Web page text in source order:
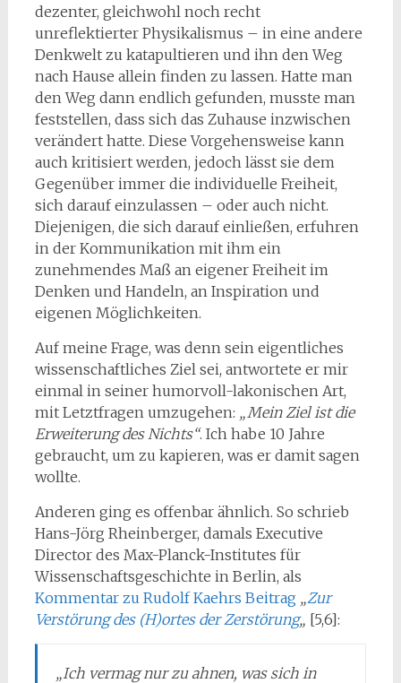
dezenter, gleichwohl noch recht
unreflektierter Physikalismus – in eine andere
Denkwelt zu katapultieren und ihn den Weg
nach Hause allein finden zu lassen. Hatte man
den Weg dann endlich gefunden, musste man
feststellen, dass sich das Zuhause inzwischen
verändert hatte. Diese Vorgehensweise kann
auch kritisiert werden, jedoch lässt sie dem
Gegenüber immer die individuelle Freiheit,
sich darauf einzulassen – oder auch nicht.
Diejenigen, die sich darauf einließen, erfuhren
in der Kommunikation mit ihm ein
zunehmendes Maß an eigener Freiheit im
Denken und Handeln, an Inspiration und
eigenen Möglichkeiten.
Auf meine Frage, was denn sein eigentliches
wissenschaftliches Ziel sei, antwortete er mir
einmal in seiner humorvoll-lakonischen Art,
mit Letztfragen umzugehen: „Mein Ziel ist die
Erweiterung des Nichts“. Ich habe 10 Jahre
gebraucht, um zu kapieren, was er damit sagen
wollte.
Anderen ging es offenbar ähnlich. So schrieb
Hans-Jörg Rheinberger, damals Executive
Director des Max-Planck-Institutes für
Wissenschaftsgeschichte in Berlin, als
Kommentar zu Rudolf Kaehrs Beitrag „Zur
Verstörung des (H)ortes der Zerstörung„ [5,6]:
„Ich vermag nur zu ahnen, was sich in